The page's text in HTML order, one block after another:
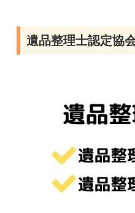
遺品整理士認定協